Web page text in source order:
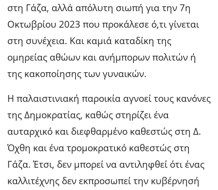
στη Γάζα, αλλά απόλυτη σιωπή για την 7η
Οκτωβρίου 2023 που προκάλεσε ό,τι γίνεται
στη συνέχεια. Και καμιά καταδίκη της
ομηρείας αθώων και ανήμπορων πολιτών ή
της κακοποίησης των γυναικών.
Η παλαιστινιακή παροικία αγνοεί τους κανόνες
της Δημοκρατίας, καθώς στηρίζει ένα
αυταρχικό και διεφθαρμένο καθεστώς στη Δ.
Όχθη και ένα τρομοκρατικό καθεστώς στη
Γάζα. Έτσι, δεν μπορεί να αντιληφθεί ότι ένας
καλλιτέχνης δεν εκπροσωπεί την κυβέρνησή